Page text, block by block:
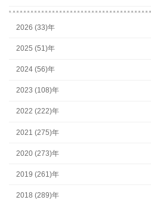
2026 (33)年
2025 (51)年
2024 (56)年
2023 (108)年
2022 (222)年
2021 (275)年
2020 (273)年
2019 (261)年
2018 (289)年